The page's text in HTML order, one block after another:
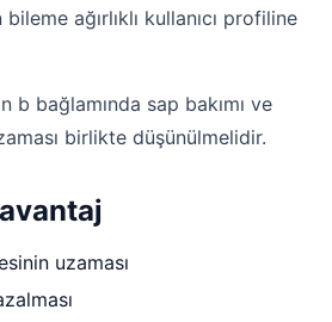
ağırlıklı kullanıcı profiline
bağlamında sap bakımı ve
birlikte düşünülmelidir.
uzaması